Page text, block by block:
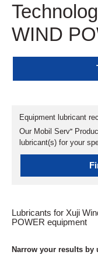
WIND
Equipment lubricant
Our Mobil Serv℠
lubricant(s) for your
Lubricants for Xuji
POWER equipment
Narrow your results